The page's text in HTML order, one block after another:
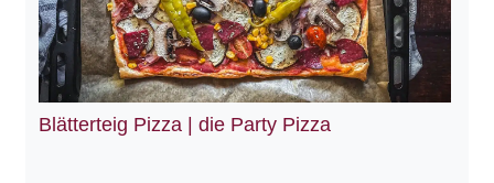
Blätterteig Pizza | die Party Pizza